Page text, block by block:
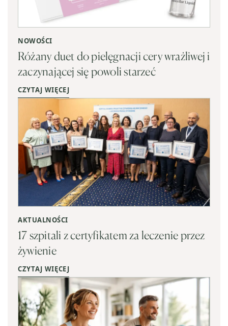
NOWOŚCI
Różany duet do pielęgnacji cery wrażliwej i
zaczynającej się powoli starzeć
CZYTAJ WIĘCEJ
AKTUALNOŚCI
17 szpitali z certyfikatem za leczenie przez
żywienie
CZYTAJ WIĘCEJ